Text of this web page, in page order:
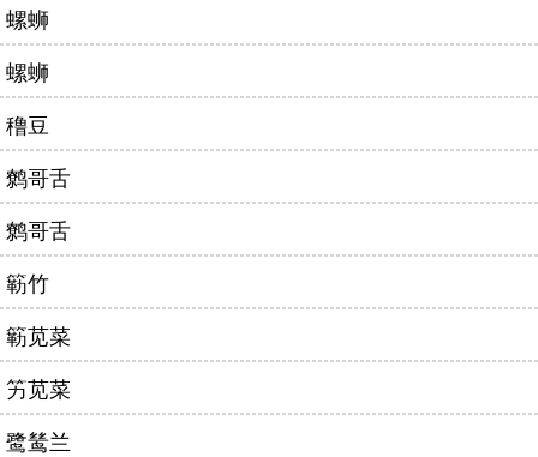
螺蛳
螺蛳
穞豆
鹩哥舌
鹩哥舌
簕竹
簕苋菜
竻苋菜
鹭鸶兰